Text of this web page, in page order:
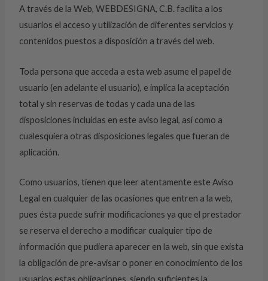
A través de la Web, WEBDESIGNA, C.B. facilita a los
usuarios el acceso y utilización de diferentes servicios y
contenidos puestos a disposición a través del web.
Toda persona que acceda a esta web asume el papel de
usuario (en adelante el usuario), e implica la aceptación
total y sin reservas de todas y cada una de las
disposiciones incluidas en este aviso legal, así como a
cualesquiera otras disposiciones legales que fueran de
aplicación.
Como usuarios, tienen que leer atentamente este Aviso
Legal en cualquier de las ocasiones que entren a la web,
pues ésta puede sufrir modificaciones ya que el prestador
se reserva el derecho a modificar cualquier tipo de
información que pudiera aparecer en la web, sin que exista
la obligación de pre-avisar o poner en conocimiento de los
usuarios estas obligaciones, siendo suficientes la